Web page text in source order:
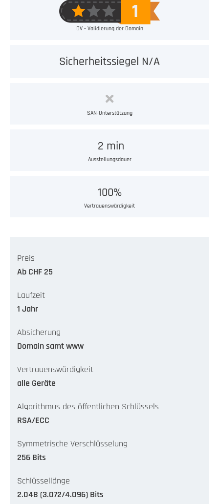
DV - Validierung der Domain
Sicherheitssiegel N/A
SAN-Unterstützung
2 min
Ausstellungsdauer
100%
Vertrauenswürdigkeit
Preis
Ab CHF 25
Laufzeit
1 Jahr
Absicherung
Domain samt www
Vertrauenswürdigkeit
alle Geräte
Algorithmus des öffentlichen Schlüssels
RSA/ECC
Symmetrische Verschlüsselung
256 Bits
Schlüssellänge
2.048 (3.072/4.096) Bits